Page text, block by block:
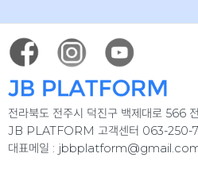
전라북도 전주시 덕진구 백제대로 566
JB PLATFORM 고객센터 063-250-
대표메일 :